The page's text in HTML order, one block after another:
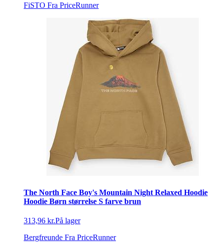
FiSTO Fra PriceRunner
The North Face Boy's Mountain Night Relaxed Hoodie
Hoodie Børn størrelse S farve brun
313,96 kr.På lager
Bergfreunde Fra PriceRunner